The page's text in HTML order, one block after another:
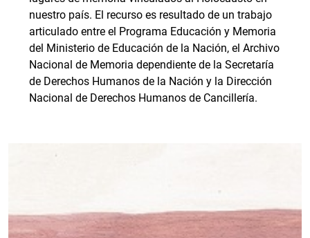
nuestro país. El recurso es resultado de un trabajo
articulado entre el Programa Educación y Memoria
del Ministerio de Educación de la Nación, el Archivo
Nacional de Memoria dependiente de la Secretaría
de Derechos Humanos de la Nación y la Dirección
Nacional de Derechos Humanos de Cancillería.